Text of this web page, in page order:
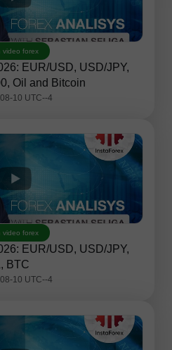
video forex
EUR/USD, USD/JPY,
Oil and Bitcoin
10 UTC--4
video forex
EUR/USD, USD/JPY,
BTC
10 UTC--4